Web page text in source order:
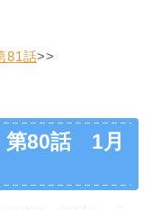
81話>>
第80話 1月